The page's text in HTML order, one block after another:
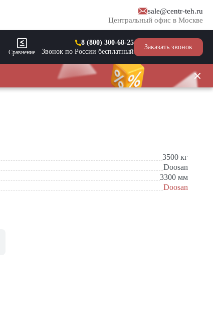
sale@centr-teh.ru
Центральный офис в Москве
Сравнение
8 (800) 300-68-25
Звонок по России бесплатный
Заказать звонок
3500 кг
Doosan
3300 мм
Doosan